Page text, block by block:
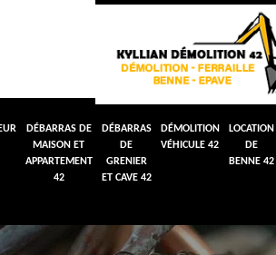
DÉBARRAS DE
MAISON ET
APPARTEMENT
42
DÉBARRAS
DE
GRENIER
ET CAVE 42
DÉMOLITION
VÉHICULE 42
LOCATION
DE
BENNE 42